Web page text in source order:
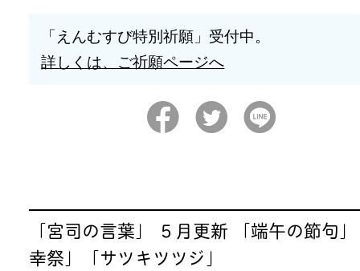
「えんむすび特別祈願」受付中。
詳しくは、ご祈願ページへ
「宮司の言葉」 ５月更新 「端午の節句
幸祭」「サツキツツジ」